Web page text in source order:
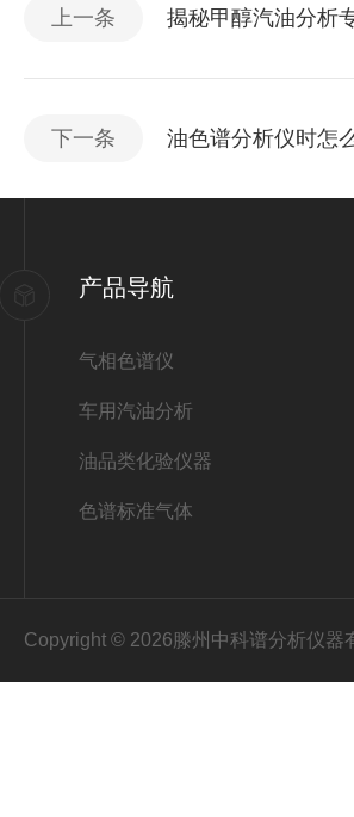
上一条 揭秘甲醇汽油分析
下一条 油色谱分析仪时怎
产品导航
气相色谱仪
车用汽油分析
油品类化验仪器
色谱标准气体
Copyright © 2026滕州中科谱分析仪